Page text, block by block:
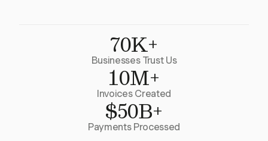
70K+
Businesses Trust Us
10M+
Invoices Created
$50B+
Payments Processed